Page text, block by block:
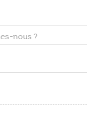
nous ?